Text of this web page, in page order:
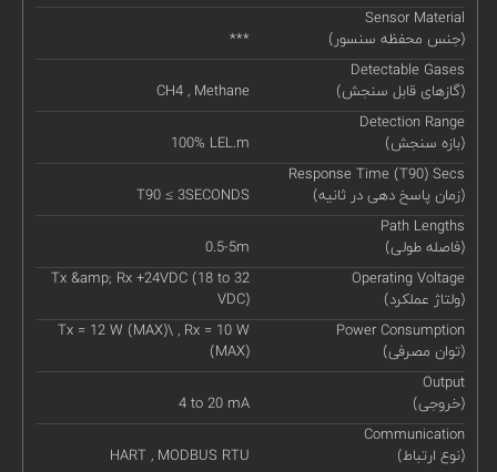
Sensor Material
(جنس محفظه سنسور)
***
Detectable Gases
(گازهای قابل سنجش)
CH4 , Methane
Detection Range
(بازه سنجش)
100% LEL.m
Response Time (T90) Secs
(زمان پاسخ دهی در ثانیه)
T90 ≤ 3SECONDS
Path Lengths
(فاصله طولی)
0.5-5m
Operating Voltage
(ولتاژ عملکرد)
Tx &amp; Rx +24VDC (18 to 32
VDC)
Power Consumption
(توان مصرفی)
Tx = 12 W (MAX)\ , Rx = 10 W
(MAX)
Output
(خروجی)
4 to 20 mA
Communication
(نوع ارتباط)
HART , MODBUS RTU